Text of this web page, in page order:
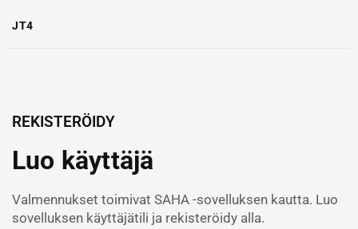
JT4
REKISTERÖIDY
Luo käyttäjä
Valmennukset toimivat SAHA -sovelluksen kautta. Luo
sovelluksen käyttäjätili ja rekisteröidy alla.